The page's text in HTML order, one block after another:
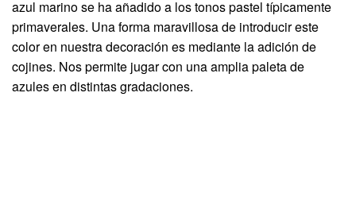
azul marino se ha añadido a los tonos pastel típicamente
primaverales. Una forma maravillosa de introducir este
color en nuestra decoración es mediante la adición de
cojines. Nos permite jugar con una amplia paleta de
azules en distintas gradaciones.